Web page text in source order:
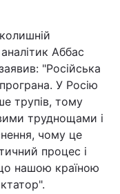
Аббас
"Російська
У Росію
трупів, тому
труднощами і
чому це
процес і
нашою країною